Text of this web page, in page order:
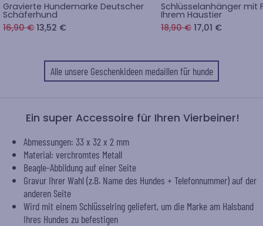
Gravierte Hundemarke Deutscher
Schäferhund
16,90 €13,52 €
Schlüsselanhänger mit
Ihrem Haustier
18,90 €17,01 €
Alle unsere Geschenkideen medaillen für hunde
Ein super Accessoire für Ihren Vierbeiner!
Abmessungen: 33 x 32 x 2 mm
Material: verchromtes Metall
Beagle-Abbildung auf einer Seite
Gravur Ihrer Wahl (z.B. Name des Hundes + Telefonnummer) auf der
anderen Seite
Wird mit einem Schlüsselring geliefert, um die Marke am Halsband
Ihres Hundes zu befestigen